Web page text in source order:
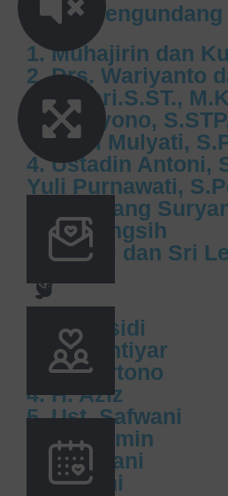
Turut Mengundang
1.⁠ ⁠Muhajirin dan
2.⁠ ⁠⁠Drs. Wariyanto
Vira Sari.S.ST.,
3.⁠ ⁠⁠Sudiyono,
dan Sri Mulyati,
4.⁠ ⁠⁠Ustadin Antoni,
Yuli Purnawati,
5.⁠ ⁠⁠Bambang
Siswaningsih
6.⁠ ⁠⁠Tanuri dan Sri
1.⁠ ⁠H. Rasidi
2.⁠ ⁠⁠H. Bahtiyar
3.⁠ ⁠⁠H. Hartono
4.⁠ ⁠⁠H. Aziz
5.⁠ ⁠⁠Ust. Safwani
6.⁠ ⁠⁠Muhaimin
7.⁠ ⁠⁠Rahmani
8.⁠ ⁠⁠Hayani